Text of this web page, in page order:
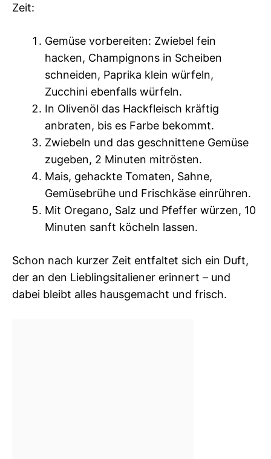
Zeit:
Gemüse vorbereiten: Zwiebel fein
hacken, Champignons in Scheiben
schneiden, Paprika klein würfeln,
Zucchini ebenfalls würfeln.
In Olivenöl das Hackfleisch kräftig
anbraten, bis es Farbe bekommt.
Zwiebeln und das geschnittene Gemüse
zugeben, 2 Minuten mitrösten.
Mais, gehackte Tomaten, Sahne,
Gemüsebrühe und Frischkäse einrühren.
Mit Oregano, Salz und Pfeffer würzen, 10
Minuten sanft köcheln lassen.
Schon nach kurzer Zeit entfaltet sich ein Duft,
der an den Lieblingsitaliener erinnert – und
dabei bleibt alles hausgemacht und frisch.